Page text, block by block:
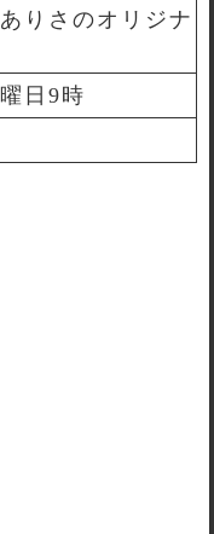
りさのオリジナ
日9時